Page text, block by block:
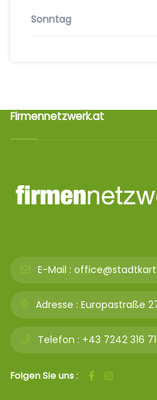
Sonntag
Firmennetzwerk.at
E-Mail :
Adresse : Europastraße
Telefon : +43 7242 316
Folgen Sie uns :